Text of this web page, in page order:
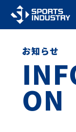
お知らせ
ON